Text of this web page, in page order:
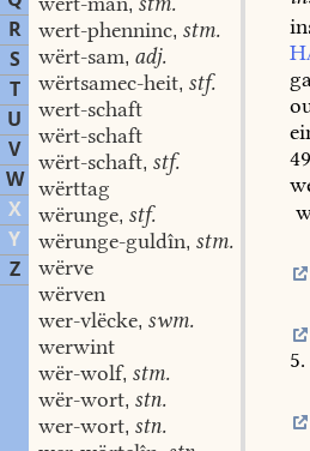
R
S
T
U
V
W
X
Y
Z
,
wert-phenninc, stm.
wërt-sam, adj.
wërtsamec-heit, stf.
wert-schaft
wërt-schaft
wërt-schaft, stf.
wërttag
wërunge, stf.
wërunge-guldîn, stm.
wërve
wërven
wer-vlëcke, swm.
werwint
wër-wolf, stm.
wër-wort, stn.
wer-wort, stn.
5.